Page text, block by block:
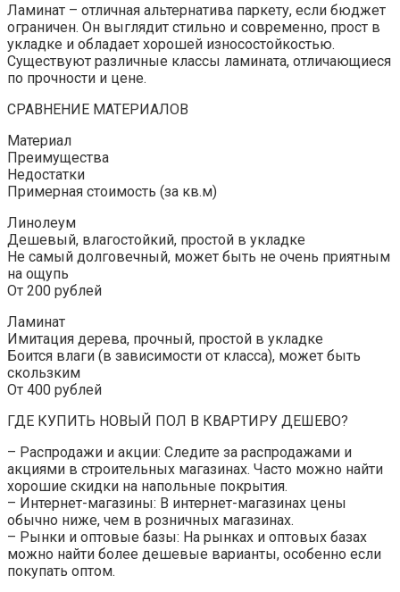
Ламинат – отличная альтернатива паркету, если бюджет
ограничен. Он выглядит стильно и современно, прост в
укладке и обладает хорошей износостойкостью.
Существуют различные классы ламината, отличающиеся
по прочности и цене.
СРАВНЕНИЕ МАТЕРИАЛОВ
Материал
Преимущества
Недостатки
Примерная стоимость (за кв.м)
Линолеум
Дешевый, влагостойкий, простой в укладке
Не самый долговечный, может быть не очень приятным
на ощупь
От 200 рублей
Ламинат
Имитация дерева, прочный, простой в укладке
Боится влаги (в зависимости от класса), может быть
скользким
От 400 рублей
ГДЕ КУПИТЬ НОВЫЙ ПОЛ В КВАРТИРУ ДЕШЕВО?
– Распродажи и акции: Следите за распродажами и
акциями в строительных магазинах. Часто можно найти
хорошие скидки на напольные покрытия.
– Интернет-магазины: В интернет-магазинах цены
обычно ниже, чем в розничных магазинах.
– Рынки и оптовые базы: На рынках и оптовых базах
можно найти более дешевые варианты, особенно если
покупать оптом.